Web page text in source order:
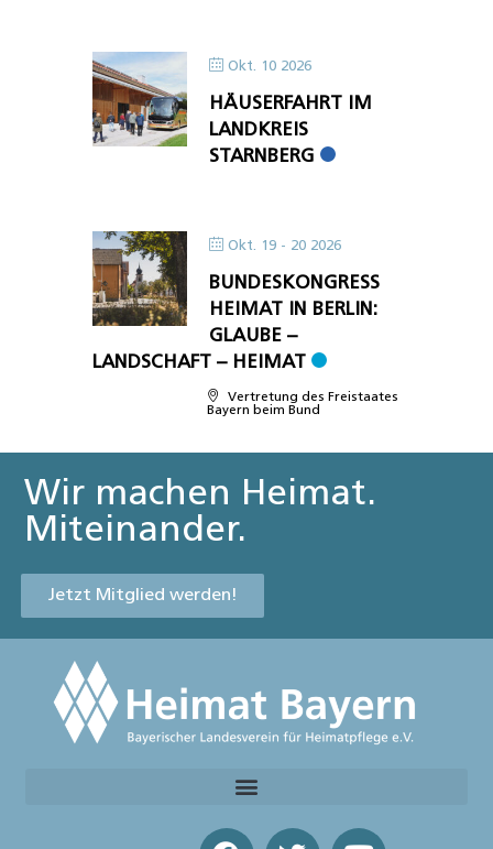
Okt. 10 2026
HÄUSERFAHRT IM
LANDKREIS
STARNBERG
Okt. 19 - 20 2026
BUNDESKONGRESS
HEIMAT IN BERLIN:
GLAUBE –
LANDSCHAFT – HEIMAT
Vertretung des Freistaates
Bayern beim Bund
Wir machen Heimat.
Miteinander.
Jetzt Mitglied werden!